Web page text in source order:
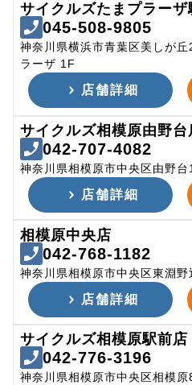
サイクルズたまプラーザ
045-508-9805
神奈川県横浜市青葉区美しが
ラーザ 1F
店舗詳細
サイクルズ相模原由野台
042-707-4082
神奈川県相模原市中央区由野
店舗詳細
相模原中央店
042-768-1182
神奈川県相模原市中央区東淵
店舗詳細
サイクルズ相模原駅前店
042-776-3196
神奈川県相模原市中央区相模